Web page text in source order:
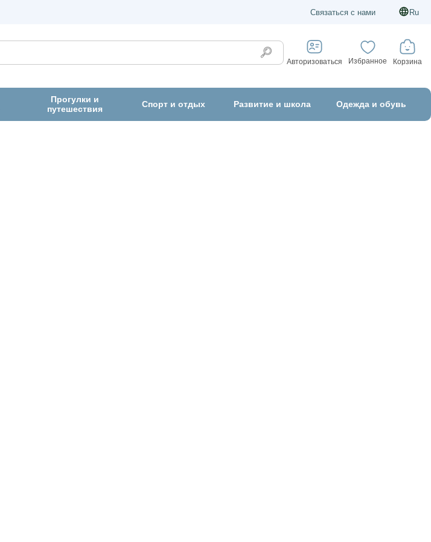
Связаться с нами Ru
Авторизоваться Избранное Корзина
Прогулки и
путешествия
Спорт и отдых Развитие и школа Одежда и обувь